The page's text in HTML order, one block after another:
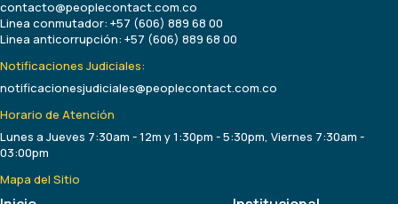
contacto@peoplecontact.com.co
Linea conmutador: +57 (606) 889 68 00
Linea anticorrupción: +57 (606) 889 68 00
Notificaciones Judiciales:
notificacionesjudiciales@peoplecontact.com.co
Horario de Atención
Lunes a Jueves 7:30am - 12m y 1:30pm - 5:30pm, Viernes 7:30am -
03:00pm
Mapa del Sitio